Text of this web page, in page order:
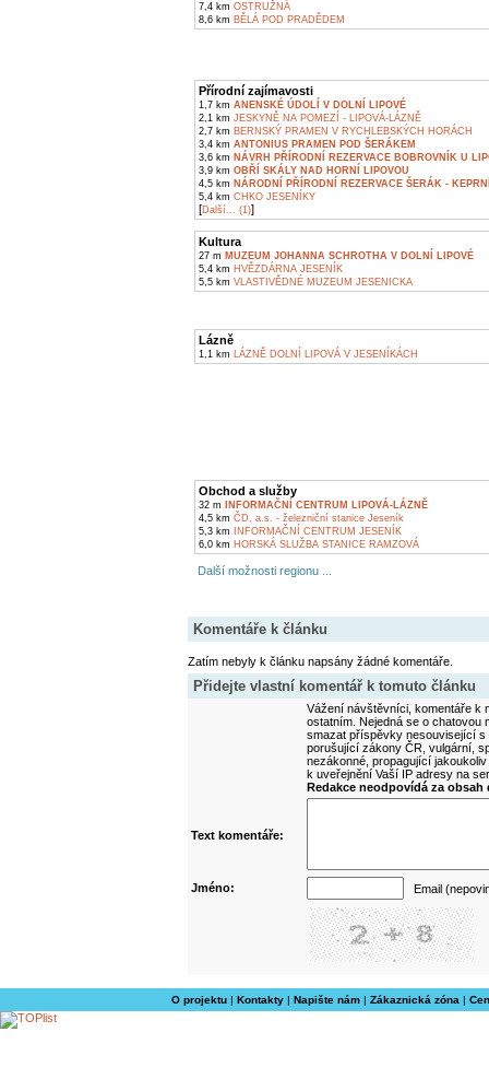
7,4 km OSTRUŽNÁ
8,6 km BĚLÁ POD PRADĚDEM
Přírodní zajímavosti
1,7 km ANENSKÉ ÚDOLÍ V DOLNÍ LIPOVÉ
2,1 km JESKYNĚ NA POMEZÍ - LIPOVÁ-LÁZNĚ
2,7 km BERNSKÝ PRAMEN V RYCHLEBSKÝCH HORÁCH
3,4 km ANTONIUS PRAMEN POD ŠERÁKEM
3,6 km NÁVRH PŘÍRODNÍ REZERVACE BOBROVNÍK U
3,9 km OBŘÍ SKÁLY NAD HORNÍ LIPOVOU
4,5 km NÁRODNÍ PŘÍRODNÍ REZERVACE ŠERÁK -
5,4 km CHKO JESENÍKY
[Další... (1)]
Kultura
27 m MUZEUM JOHANNA SCHROTHA V DOLNÍ LIPOVÉ
5,4 km HVĚZDÁRNA JESENÍK
5,5 km VLASTIVĚDNÉ MUZEUM JESENICKA
Lázně
1,1 km LÁZNĚ DOLNÍ LIPOVÁ V JESENÍKÁCH
Obchod a služby
32 m
INFORMAČNÍ CENTRUM LIPOVÁ-LÁZNĚ
4,5 km ČD, a.s. - železniční stanice Jeseník
5,3 km INFORMAČNÍ CENTRUM JESENÍK
6,0 km HORSKÁ SLUŽBA STANICE RAMZOVÁ
Další možnosti regionu ...
Komentáře k článku
Zatím nebyly k článku napsány žádné komentáře.
Přidejte vlastní komentář k tomuto článku
Vážení návštěvníci, komentáře k
ostatním. Nejedná se o
smazat příspěvky nesouvisející
porušující zákony ČR, vulgární,
nezákonné, propagující
k uveřejnění Vaší IP adresy na
Redakce neodpovídá za
Text komentáře:
Jméno: Email
O projektu| Kontakty| Napište nám| Zákaznická zóna |